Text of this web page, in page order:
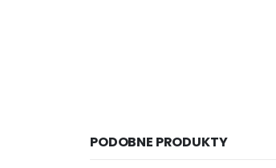
PODOBNE PRODUKTY